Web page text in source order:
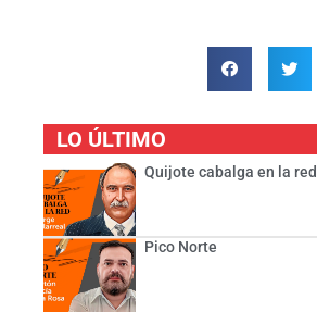
LO ÚLTIMO
Quijote cabalga en la red
Pico Norte